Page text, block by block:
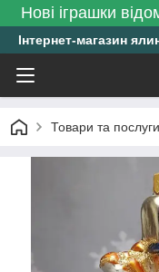
Нові іграшки
Інтернет-магазин
Товари та послуги